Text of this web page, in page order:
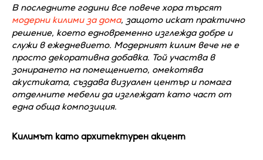
В последните години все повече хора търсят
модерни килими за дома, защото искат практично
решение, което едновременно изглежда добре и
служи в ежедневието. Модерният килим вече не е
просто декоративна добавка. Той участва в
зонирането на помещението, омекотява
акустиката, създава визуален център и помага
отделните мебели да изглеждат като част от
една обща композиция.
Килимът като архитектурен акцент